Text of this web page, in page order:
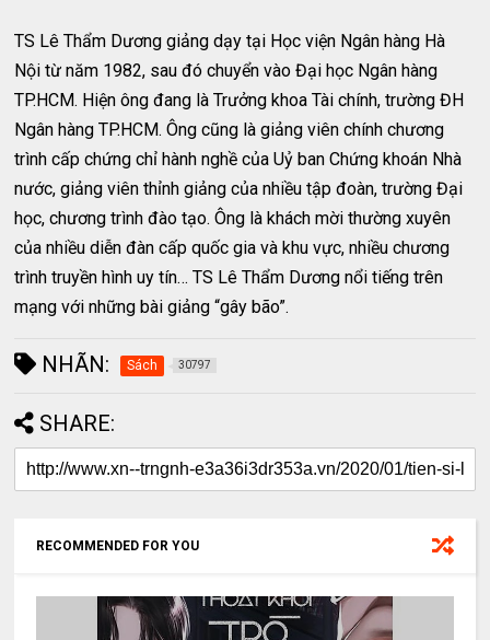
TS Lê Thẩm Dương giảng dạy tại Học viện Ngân hàng Hà
Nội từ năm 1982, sau đó chuyển vào Đại học Ngân hàng
TP.HCM. Hiện ông đang là Trưởng khoa Tài chính, trường ĐH
Ngân hàng TP.HCM. Ông cũng là giảng viên chính chương
trình cấp chứng chỉ hành nghề của Uỷ ban Chứng khoán Nhà
nước, giảng viên thỉnh giảng của nhiều tập đoàn, trường Đại
học, chương trình đào tạo. Ông là khách mời thường xuyên
của nhiều diễn đàn cấp quốc gia và khu vực, nhiều chương
trình truyền hình uy tín… TS Lê Thẩm Dương nổi tiếng trên
mạng với những bài giảng “gây bão”.
NHÃN: Sách 30797
SHARE:
RECOMMENDED FOR YOU